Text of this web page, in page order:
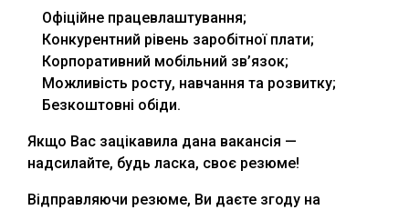
Офіційне працевлаштування;
Конкурентний рівень заробітної плати;
Корпоративний мобільний зв’язок;
Можливість росту, навчання та розвитку;
Безкоштовні обіди.
Якщо Вас зацікавила дана вакансія —
надсилайте, будь ласка, своє резюме!
Відправляючи резюме, Ви даєте згоду на